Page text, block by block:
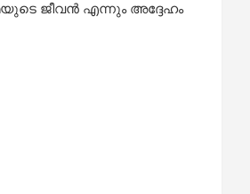
ജീവന്‍ എന്നും അദ്ദേഹം